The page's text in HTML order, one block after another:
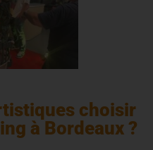
choisir
à Bordeaux ?